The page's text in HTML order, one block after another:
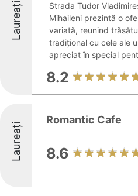
Laureați
Strada Tudor
Mihaileni prezintă o
variată, reunind
tradițional cu cele ale
apreciat în special
8.2
Laureați
Romantic Cafe
8.6